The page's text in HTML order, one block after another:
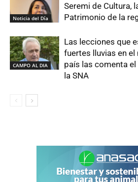
Noticia del Día
Seremi de Cultura,
Patrimonio de la
CAMPO AL DIA
Las lecciones que
fuertes lluvias en
país las comenta
la SNA